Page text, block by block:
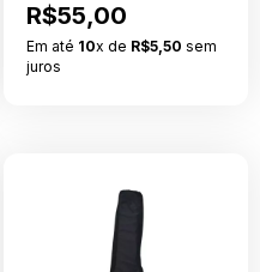
R$55,00
Em até 10x de R$5,50 sem
juros